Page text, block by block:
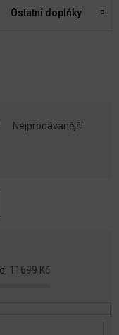
Ostatní doplňky
Nejprodávanější
11699 Kč